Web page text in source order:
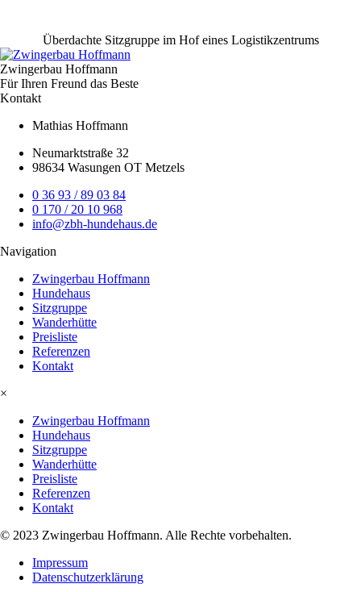
Überdachte Sitzgruppe im Hof eines Logistikzentrums
Zwingerbau Hoffmann
Für Ihren Freund das Beste
Kontakt
Mathias Hoffmann
Neumarktstraße 32
98634 Wasungen OT Metzels
0 36 93 / 89 03 84
0 170 / 20 10 968
info@zbh-hundehaus.de
Navigation
Zwingerbau Hoffmann
Hundehaus
Sitzgruppe
Wanderhütte
Preisliste
Referenzen
Kontakt
×
Zwingerbau Hoffmann
Hundehaus
Sitzgruppe
Wanderhütte
Preisliste
Referenzen
Kontakt
© 2023 Zwingerbau Hoffmann. Alle Rechte vorbehalten.
Impressum
Datenschutzerklärung